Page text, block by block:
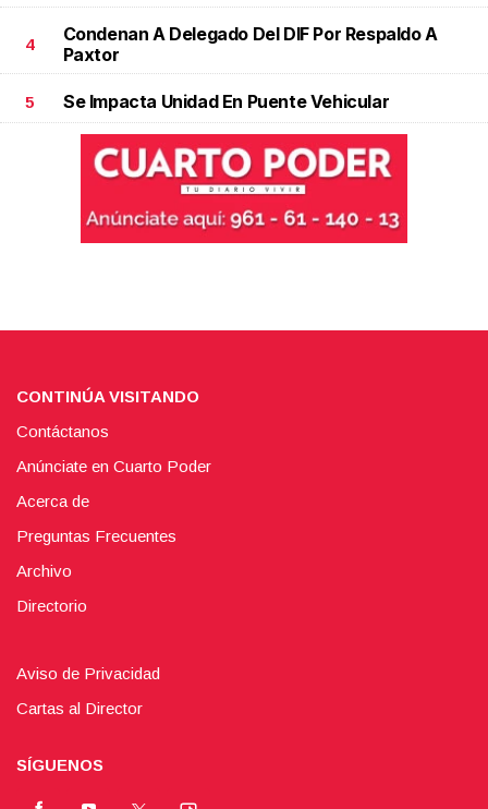
4
Condenan A Delegado Del DIF Por Respaldo A
Paxtor
5 Se Impacta Unidad En Puente Vehicular
CONTINÚA VISITANDO
Contáctanos
Anúnciate en Cuarto Poder
Acerca de
Preguntas Frecuentes
Archivo
Directorio
Aviso de Privacidad
Cartas al Director
SÍGUENOS